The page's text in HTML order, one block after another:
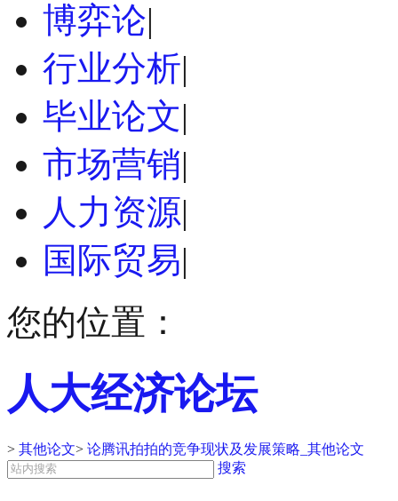
博弈论|
行业分析|
毕业论文|
市场营销|
人力资源|
国际贸易|
您的位置：
人大经济论坛
> 其他论文> 论腾讯拍拍的竞争现状及发展策略_其他论文
搜索